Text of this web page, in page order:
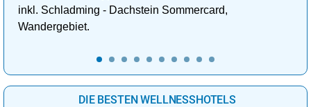
inkl. Schladming - Dachstein Sommercard,
Wandergebiet.
DIE BESTEN WELLNESSHOTELS